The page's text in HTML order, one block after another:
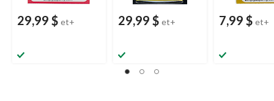
29,99 $ et+ 29,99 $ et+ 7,99 $ et+